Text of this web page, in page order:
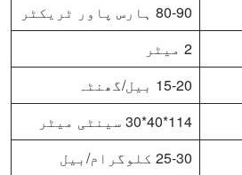
80-90 ہارس پاور ٹریکٹر
2 میٹر
15-20 بيل/گھنٹہ
114*40*30 سینٹی میٹر
25-30 کلوگرام/بيل